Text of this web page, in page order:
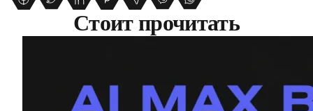
Стоит прочитать